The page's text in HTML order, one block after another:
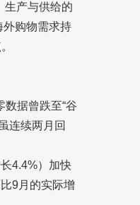
生产与供给的
外购物需求持
据曾跌至“谷
连续两月回
4.4%）加快
9月的实际增